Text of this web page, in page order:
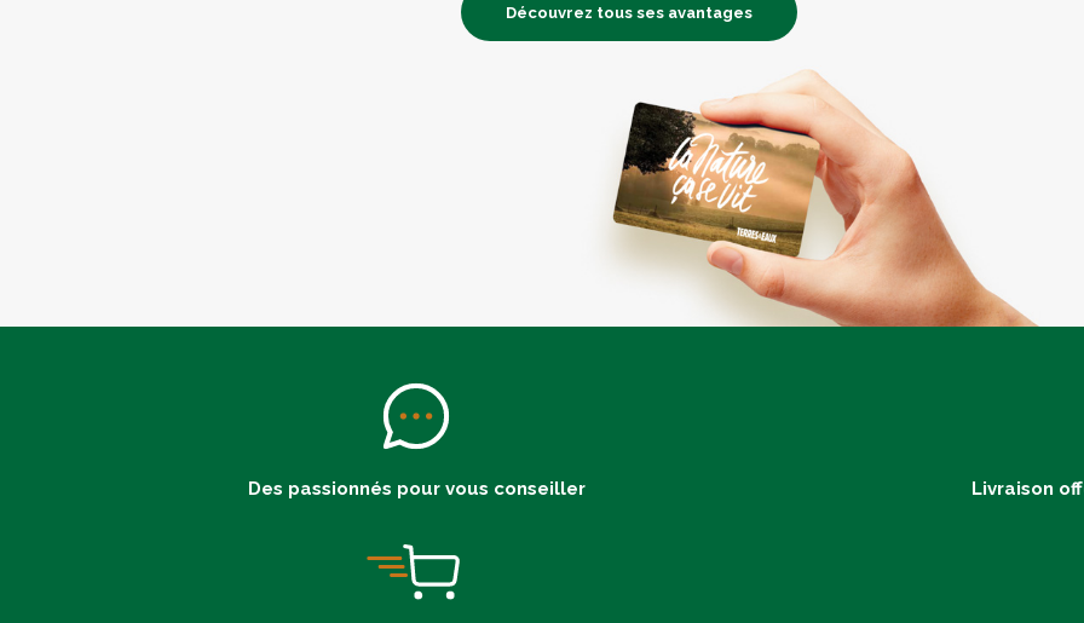
Découvrez tous ses avantages
Des passionnés pour vous conseiller Livraison